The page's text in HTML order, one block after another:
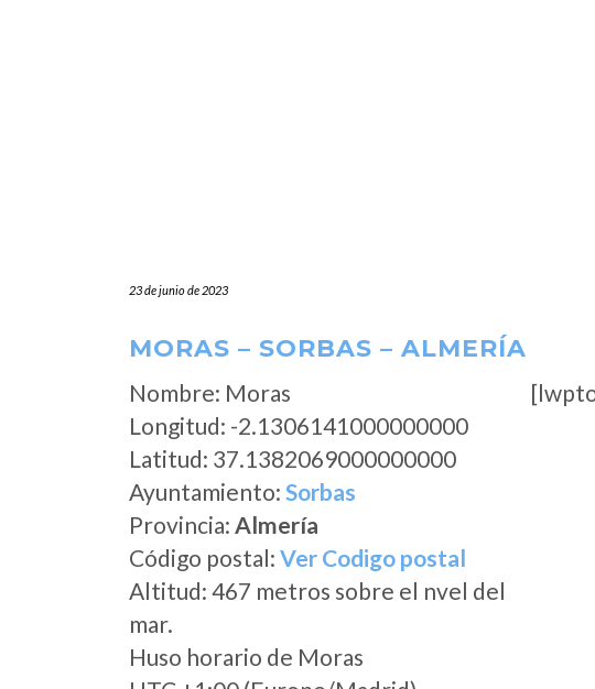
23 de junio de 2023
MORAS – SORBAS – ALMERÍA
Nombre: Moras
Longitud: -2.1306141000000000
Latitud: 37.1382069000000000
Ayuntamiento: Sorbas
Provincia: Almería
Código postal: Ver Codigo postal
Altitud: 467 metros sobre el nvel del
mar.
Huso horario de Moras